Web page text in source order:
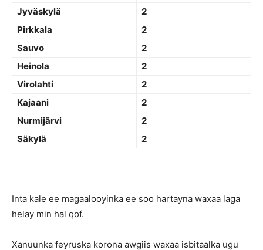
Jyväskylä
2
Pirkkala
2
Sauvo
2
Heinola
2
Virolahti
2
Kajaani
2
Nurmijärvi
2
Säkylä
2
Inta kale ee magaalooyinka ee soo hartayna waxaa laga
helay min hal qof.
Xanuunka feyruska korona awgiis waxaa isbitaalka ugu